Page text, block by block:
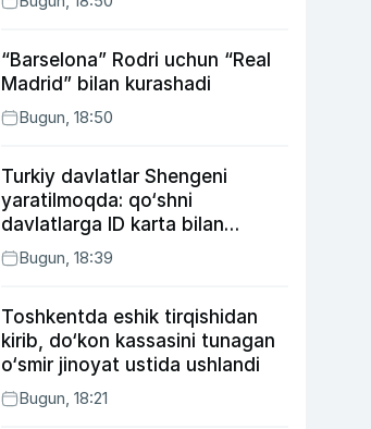
“Barselona” Rodri uchun “Real
Madrid” bilan kurashadi
Bugun, 18:50
Turkiy davlatlar Shengeni
yaratilmoqda: qo‘shni
davlatlarga ID karta bilan
boriladi
Bugun, 18:39
Toshkentda eshik tirqishidan
kirib, do‘kon kassasini tunagan
o‘smir jinoyat ustida ushlandi
Bugun, 18:21